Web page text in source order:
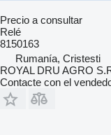
Precio a consultar
Relé
8150163
Rumanía, Cristesti
ROYAL DRU AGRO
Contacte con el